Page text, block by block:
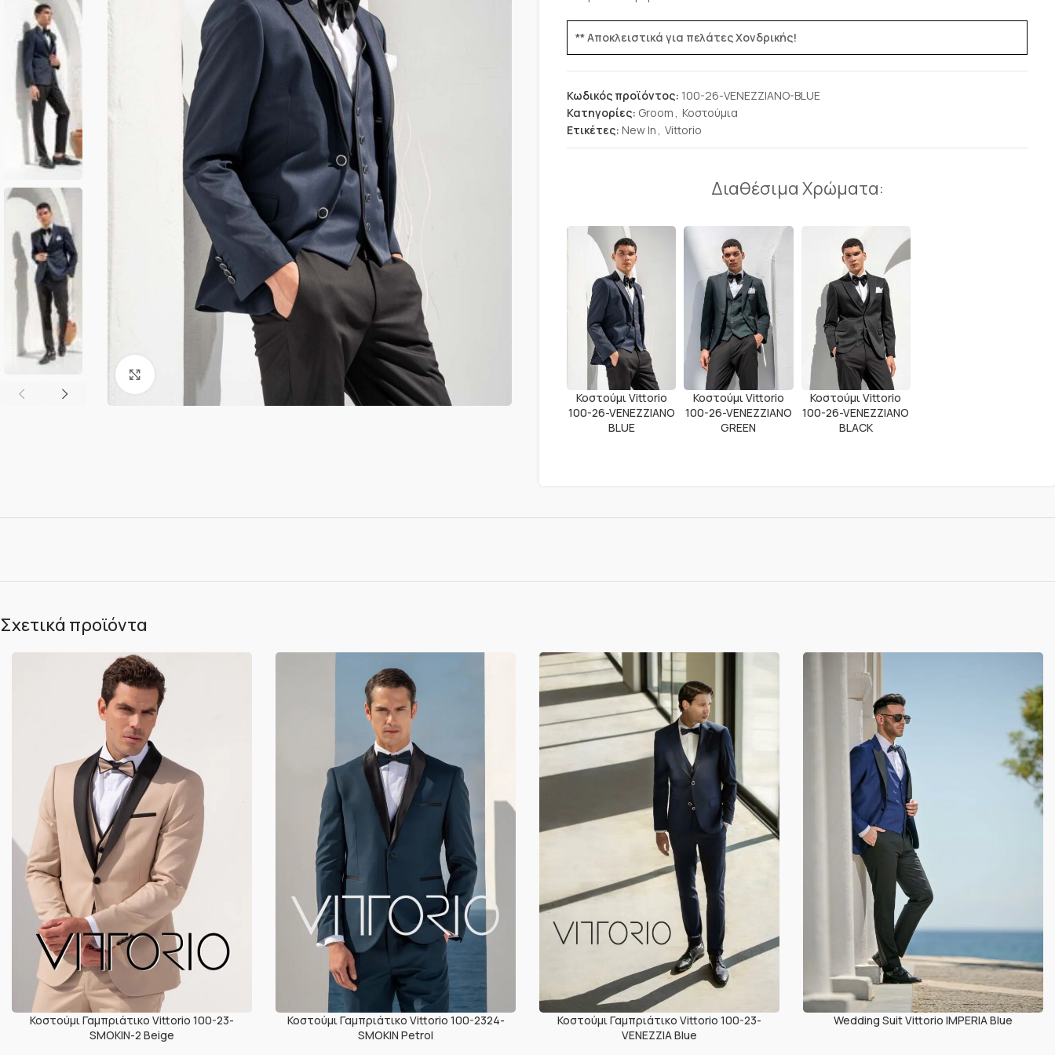
Κλικ για μεγέθυνση
** Αποκλειστικά για πελάτες Χονδρικής!
Κωδικός προϊόντος: 100-26-VENEZZIANO-BLUE
Κατηγορίες: Groom , Κοστούμια
Ετικέτες: New In , Vittorio
Διαθέσιμα Χρώματα:
Κοστούμι Vittorio
100-26-VENEZZIANO
BLUE
Κοστούμι Vittorio
100-26-VENEZZIANO
GREEN
Κοστούμι Vittorio
100-26-VENEZZIANO
BLACK
Σχετικά προϊόντα
Κοστούμι Γαμπριάτικο Vittorio 100-23-
SMOKIN-2 Beige
Κοστούμι Γαμπριάτικο Vittorio 100-2324-
SMOKIN Petrol
Κοστούμι Γαμπριάτικο Vittorio 100-23-
VENEZZIA Blue
Wedding Suit Vittorio IMPERIA Blue